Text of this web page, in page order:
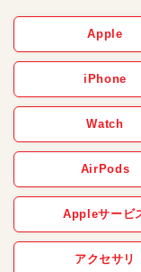
Apple
iPhone
Watch
AirPods
Appleサービ
アクセサリ